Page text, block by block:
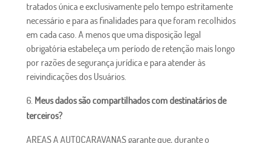
tratados única e exclusivamente pelo tempo estritamente
necessário e para as finalidades para que foram recolhidos
em cada caso. A menos que uma disposição legal
obrigatória estabeleça um período de retenção mais longo
por razões de segurança jurídica e para atender às
reivindicações dos Usuários.
Meus dados são compartilhados com destinatários de
terceiros?
AREAS A AUTOCARAVANAS garante que, durante o